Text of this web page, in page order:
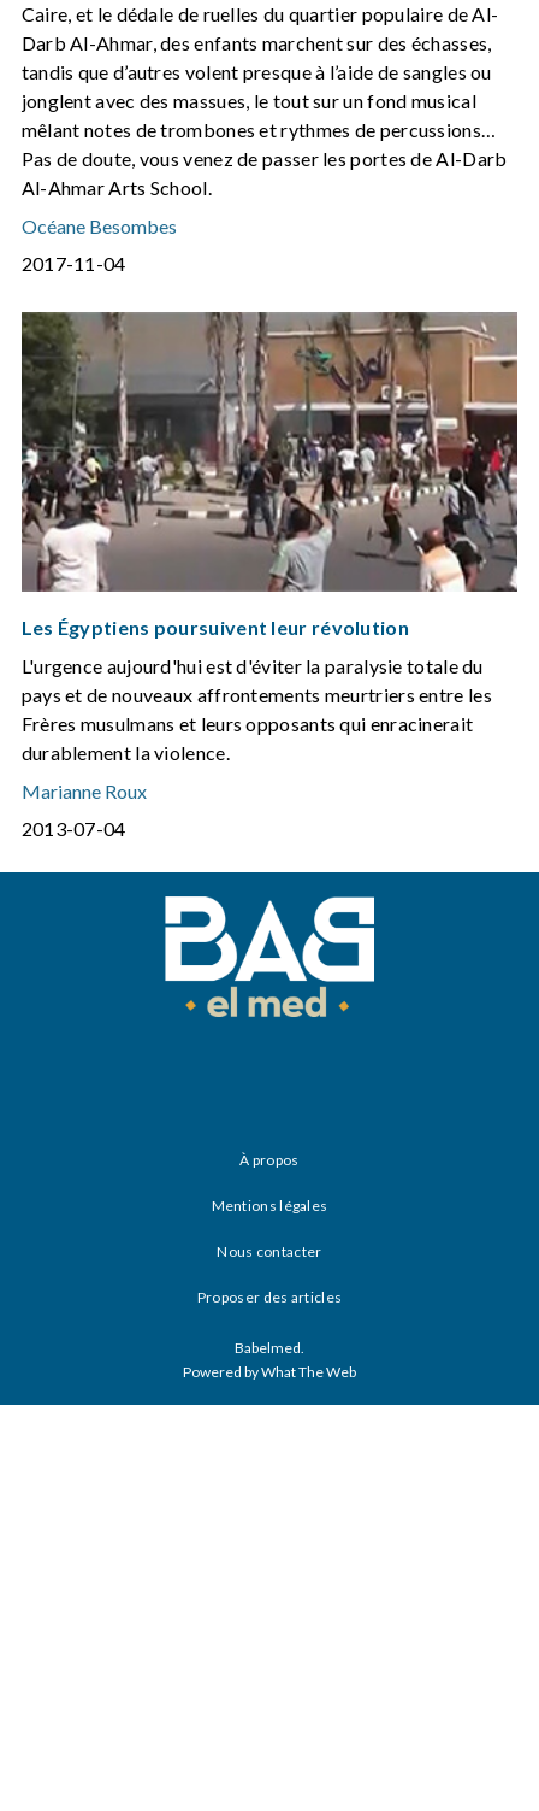
Caire, et le dédale de ruelles du quartier populaire de Al-
Darb Al-Ahmar, des enfants marchent sur des échasses,
tandis que d’autres volent presque à l’aide de sangles ou
jonglent avec des massues, le tout sur un fond musical
mêlant notes de trombones et rythmes de percussions…
Pas de doute, vous venez de passer les portes de Al-Darb
Al-Ahmar Arts School.
Océane Besombes
2017-11-04
Les Égyptiens poursuivent leur révolution
L'urgence aujourd'hui est d'éviter la paralysie totale du
pays et de nouveaux affrontements meurtriers entre les
Frères musulmans et leurs opposants qui enracinerait
durablement la violence.
Marianne Roux
2013-07-04
À propos
Mentions légales
Nous contacter
Proposer des articles
Babelmed.
Powered by What The Web